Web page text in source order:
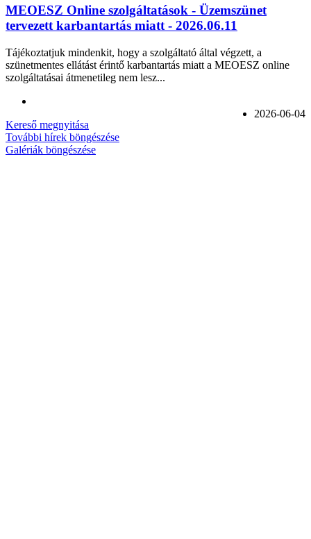
MEOESZ Online szolgáltatások - Üzemszünet
tervezett karbantartás miatt - 2026.06.11
Tájékoztatjuk mindenkit, hogy a szolgáltató által végzett, a
szünetmentes ellátást érintő karbantartás miatt a MEOESZ online
szolgáltatásai átmenetileg nem lesz...
2026-06-04
Kereső megnyitása
További hírek böngészése
Galériák böngészése